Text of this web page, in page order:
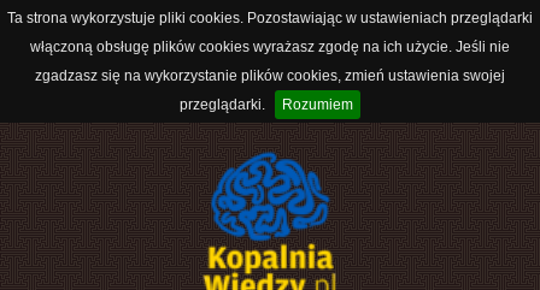
Ta strona wykorzystuje pliki cookies. Pozostawiając w ustawieniach przeglądarki
włączoną obsługę plików cookies wyrażasz zgodę na ich użycie. Jeśli nie
zgadzasz się na wykorzystanie plików cookies, zmień ustawienia swojej
przeglądarki.
Rozumiem